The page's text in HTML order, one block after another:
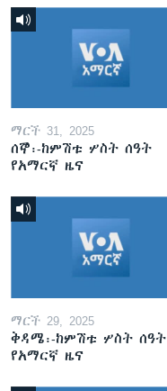
ማርች 31, 2025
ሰኞ፡-ከምሽቱ ሦስት ሰዓት
የአማርኛ ዜና
ማርች 29, 2025
ቅዳሜ፡-ከምሽቱ ሦስት ሰዓት
የአማርኛ ዜና